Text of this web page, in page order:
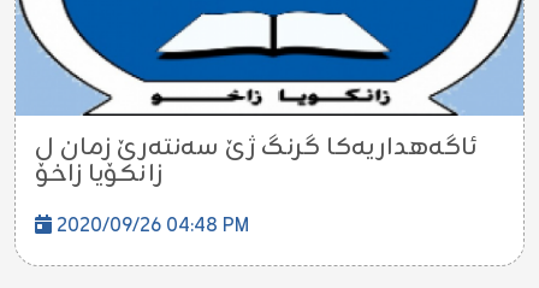
ئاگەهداریەکا گرنگ ژێ سەنتەرێ زمان ل
زانکۆیا زاخۆ
2020/09/26 04:48 PM